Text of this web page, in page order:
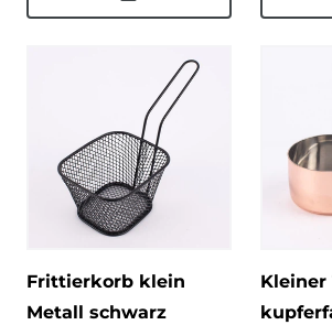
Frittierkorb klein
Metall schwarz
Kleiner